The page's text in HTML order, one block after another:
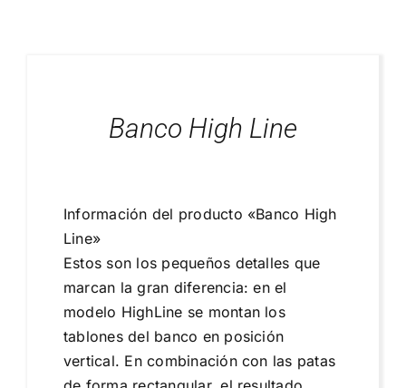
Banco High Line
Información del producto «Banco High
Line»
Estos son los pequeños detalles que
marcan la gran diferencia: en el
modelo HighLine se montan los
tablones del banco en posición
vertical. En combinación con las patas